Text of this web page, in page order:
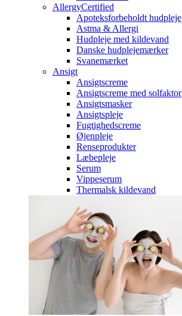
AllergyCertified
Apoteksforbeholdt hudpleje
Astma & Allergi
Hudpleje med kildevand
Danske hudplejemærker
Svanemærket
Ansigt
Ansigtscreme
Ansigtscreme med solfaktor
Ansigtsmasker
Ansigtspleje
Fugtighedscreme
Øjenpleje
Renseprodukter
Læbepleje
Serum
Vippeserum
Thermalsk kildevand